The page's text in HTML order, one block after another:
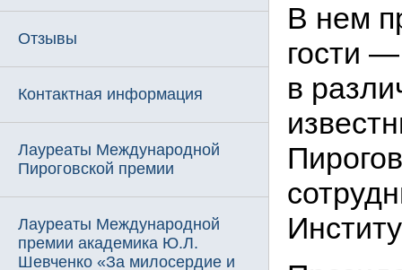
Отзывы
Контактная информация
Лауреаты Международной
Пироговской премии
Лауреаты Международной
премии академика Ю.Л.
Шевченко «За милосердие и
В нем
гости
в